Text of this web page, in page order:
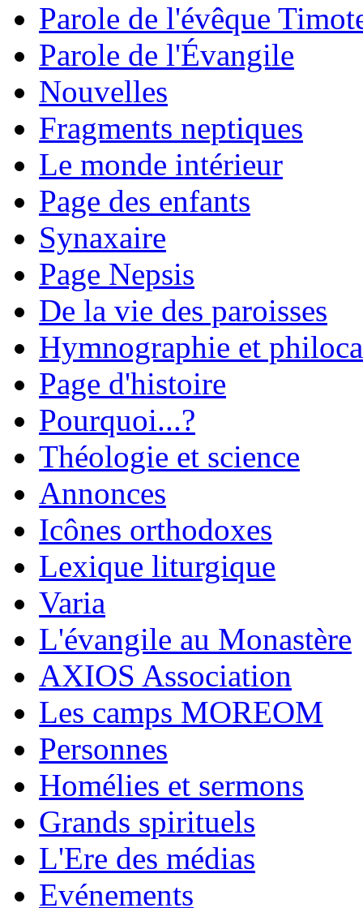
Parole de l'évêque
Parole de l'Évangile
Nouvelles
Fragments neptiques
Le monde intérieur
Page des enfants
Synaxaire
Page Nepsis
De la vie des paroisses
Hymnographie et
Page d'histoire
Pourquoi...?
Théologie et science
Annonces
Icônes orthodoxes
Lexique liturgique
Varia
L'évangile au Monastère
AXIOS Association
Les camps MOREOM
Personnes
Homélies et sermons
Grands spirituels
L'Ere des médias
Evénements